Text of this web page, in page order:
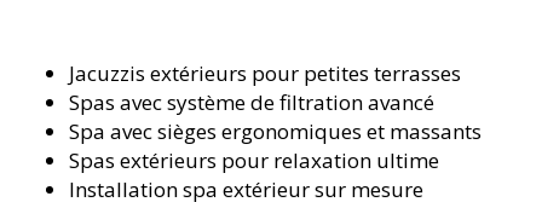
Jacuzzis extérieurs pour petites terrasses
Spas avec système de filtration avancé
Spa avec sièges ergonomiques et massants
Spas extérieurs pour relaxation ultime
Installation spa extérieur sur mesure